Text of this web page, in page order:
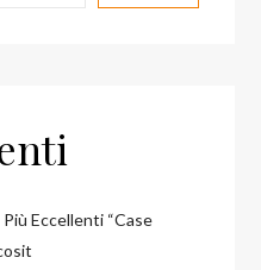
Eccellenti “case